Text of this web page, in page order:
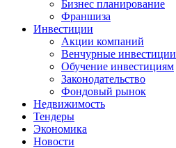
Бизнес планирование
Франшиза
Инвестиции
Акции компаний
Венчурные инвестиции
Обучение инвестициям
Законодательство
Фондовый рынок
Недвижимость
Тендеры
Экономика
Новости